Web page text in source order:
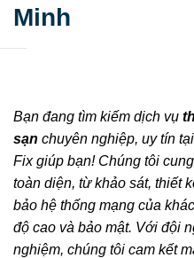
Minh
Bạn đang tìm kiếm dịch vụ
sạn chuyên nghiệp, uy tín
Fix giúp bạn! Chúng tôi
toàn diện, từ khảo sát, thiết
bảo hệ thống mạng của
độ cao và bảo mật. Với đội
nghiệm, chúng tôi cam kết